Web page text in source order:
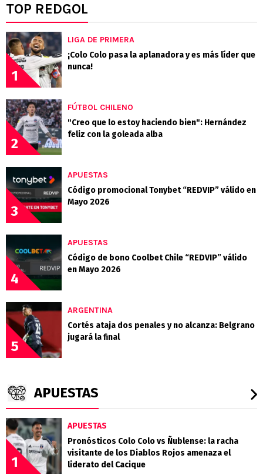
TOP REDGOL
1
LIGA DE PRIMERA
¡Colo Colo pasa la aplanadora y es más líder que
nunca!
2
FÚTBOL CHILENO
"Creo que lo estoy haciendo bien": Hernández
feliz con la goleada alba
3
APUESTAS
Código promocional Tonybet “REDVIP” válido en
Mayo 2026
4
APUESTAS
Código de bono Coolbet Chile “REDVIP” válido
en Mayo 2026
5
ARGENTINA
Cortés ataja dos penales y no alcanza: Belgrano
jugará la final
APUESTAS
1
APUESTAS
Pronósticos Colo Colo vs Ñublense: la racha
visitante de los Diablos Rojos amenaza el
liderato del Cacique